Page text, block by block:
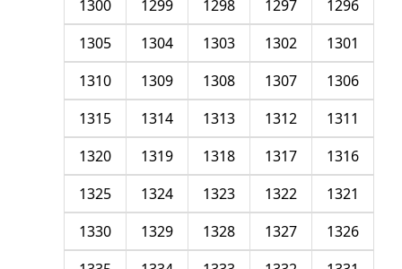
1296
1297
1298
1299
1300
1301
1302
1303
1304
1305
1306
1307
1308
1309
1310
1311
1312
1313
1314
1315
1316
1317
1318
1319
1320
1321
1322
1323
1324
1325
1326
1327
1328
1329
1330